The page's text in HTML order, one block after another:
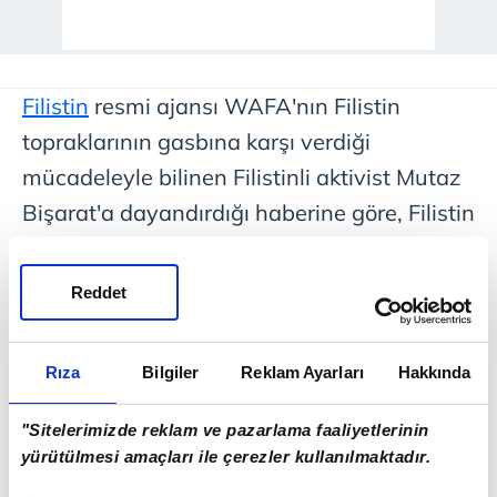
Rıza Bilgiler Reklam Ayarları Hakkında
"Sitelerimizde reklam ve pazarlama faaliyetlerinin
yürütülmesi amaçları ile çerezler kullanılmaktadır.
Reddet
Filistin resmi ajansı WAFA'nın Filistin
topraklarının gasbına karşı verdiği
mücadeleyle bilinen Filistinli aktivist Mutaz
Bişarat'a dayandırdığı haberine göre, Filistin
üniformasıyla Atuf köyünün doğusundaki
el-Miyar bölgesine baskın düzenledi.
7 ÇİFTÇİ ZORLA ALIKONULARAK
DARBEDİLDİ
Bişarat, Filistin topraklarını gasbeden